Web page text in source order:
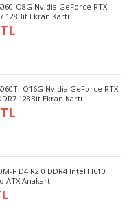
O8G Nvidia GeForce RTX
128Bit Ekran Kartı
O16G Nvidia GeForce RTX
128Bit Ekran Kartı
F D4 R2.0 DDR4 Intel H610
ATX Anakart